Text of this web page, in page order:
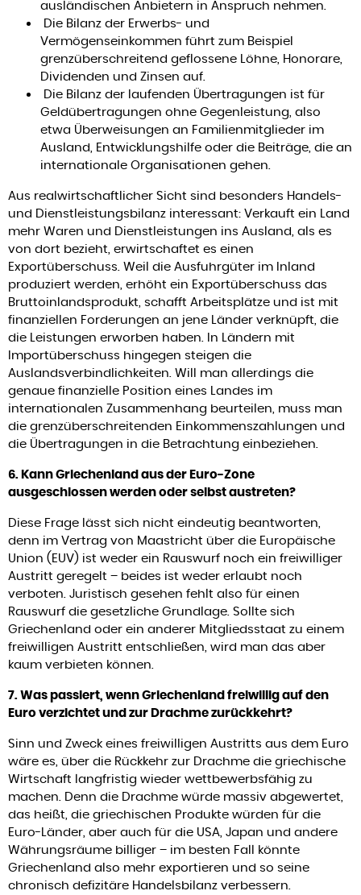
ausländischen Anbietern in Anspruch nehmen.
Die Bilanz der Erwerbs- und
Vermögenseinkommen führt zum Beispiel
grenzüberschreitend geflossene Löhne, Honorare,
Dividenden und Zinsen auf.
Die Bilanz der laufenden Übertragungen ist für
Geldübertragungen ohne Gegenleistung, also
etwa Überweisungen an Familienmitglieder im
Ausland, Entwicklungshilfe oder die Beiträge, die an
internationale Organisationen gehen.
Aus realwirtschaftlicher Sicht sind besonders Handels-
und Dienstleistungsbilanz interessant: Verkauft ein Land
mehr Waren und Dienstleistungen ins Ausland, als es
von dort bezieht, erwirtschaftet es einen
Exportüberschuss. Weil die Ausfuhrgüter im Inland
produziert werden, erhöht ein Exportüberschuss das
Bruttoinlandsprodukt, schafft Arbeitsplätze und ist mit
finanziellen Forderungen an jene Länder verknüpft, die
die Leistungen erworben haben. In Ländern mit
Importüberschuss hingegen steigen die
Auslandsverbindlichkeiten. Will man allerdings die
genaue finanzielle Position eines Landes im
internationalen Zusammenhang beurteilen, muss man
die grenzüberschreitenden Einkommenszahlungen und
die Übertragungen in die Betrachtung einbeziehen.
6. Kann Griechenland aus der Euro-Zone
ausgeschlossen werden oder selbst austreten?
Diese Frage lässt sich nicht eindeutig beantworten,
denn im Vertrag von Maastricht über die Europäische
Union (EUV) ist weder ein Rauswurf noch ein freiwilliger
Austritt geregelt – beides ist weder erlaubt noch
verboten. Juristisch gesehen fehlt also für einen
Rauswurf die gesetzliche Grundlage. Sollte sich
Griechenland oder ein anderer Mitgliedsstaat zu einem
freiwilligen Austritt entschließen, wird man das aber
kaum verbieten können.
7. Was passiert, wenn Griechenland freiwillig auf den
Euro verzichtet und zur Drachme zurückkehrt?
Sinn und Zweck eines freiwilligen Austritts aus dem Euro
wäre es, über die Rückkehr zur Drachme die griechische
Wirtschaft langfristig wieder wettbewerbsfähig zu
machen. Denn die Drachme würde massiv abgewertet,
das heißt, die griechischen Produkte würden für die
Euro-Länder, aber auch für die USA, Japan und andere
Währungsräume billiger – im besten Fall könnte
Griechenland also mehr exportieren und so seine
chronisch defizitäre Handelsbilanz verbessern.